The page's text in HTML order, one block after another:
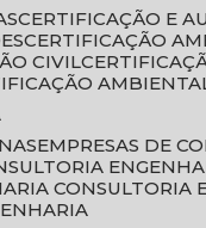
CERTIFICAÇÃO E
CERTIFICAÇÃO
CIVIL
EMPRESAS DE
CONSULTORIA